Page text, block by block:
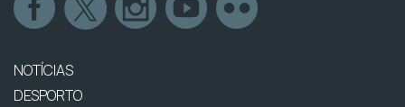
NOTÍCIAS
DESPORTO